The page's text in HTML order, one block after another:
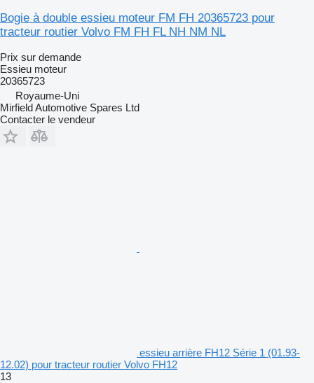
Bogie à double essieu moteur FM FH 20365723 pour
tracteur routier Volvo FM FH FL NH NM NL
Prix sur demande
Essieu moteur
20365723
Royaume-Uni
Mirfield Automotive Spares Ltd
Contacter le vendeur
essieu arrière FH12 Série 1 (01.93-
12.02) pour tracteur routier Volvo FH12
13